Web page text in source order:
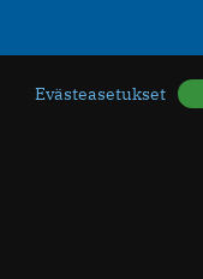
Evästeasetukset